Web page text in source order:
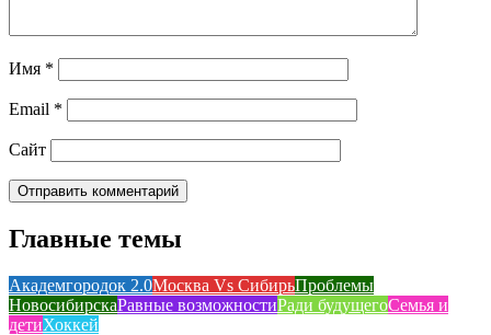
Имя *
Email *
Сайт
Главные темы
Академгородок 2.0Москва Vs СибирьПроблемы
НовосибирскаРавные возможностиРади будущегоСемья и
детиХоккей